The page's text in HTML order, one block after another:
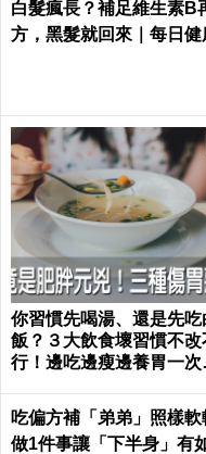
白髮瘋長？補足維生素B
方，黑髮就回來｜每日
你習慣先喝湯、還是先吃
飯？３大飲食壞習慣不改
行！邊吃邊瘦邊養胃一次
吃偏方補「弟弟」照樣
做1件事讓「下半身」有